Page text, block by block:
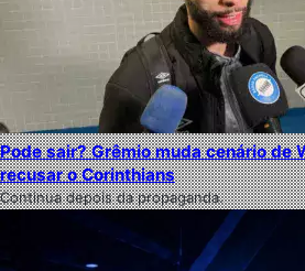
Pode sair? Grêmio muda cenário de
recusar o Corinthians
Continua depois da propaganda.